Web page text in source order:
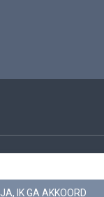
JA, IK GA AKKOORD